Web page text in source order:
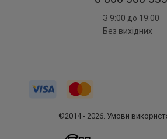
З 9:00 до 19:00
Без вихідних
©2014 - 2026. Умови